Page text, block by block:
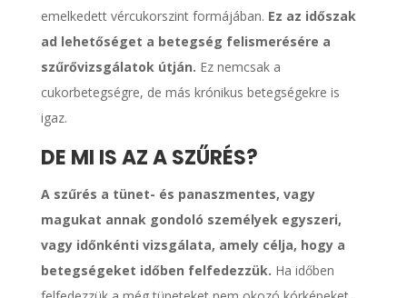
emelkedett vércukorszint formájában. Ez az időszak
ad lehetőséget a betegség felismerésére a
szűrővizsgálatok útján. Ez nemcsak a
cukorbetegségre, de más krónikus betegségekre is
igaz.
DE MI IS AZ A SZŰRÉS?
A szűrés a tünet- és panaszmentes, vagy
magukat annak gondoló személyek egyszeri,
vagy időnkénti vizsgálata, amely célja, hogy a
betegségeket időben felfedezzük. Ha időben